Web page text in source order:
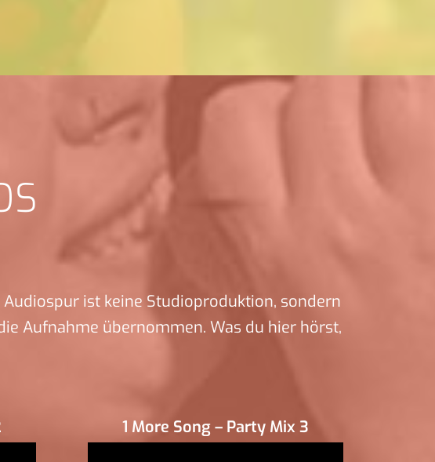
ist keine Studioproduktion, sondern
Aufnahme übernommen. Was du hier hörst,
1 More Song – Party Mix 3